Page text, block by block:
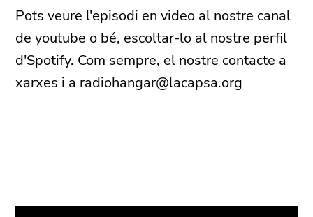
Pots veure l'episodi en video al nostre canal
de youtube o bé, escoltar-lo al nostre perfil
d'Spotify. Com sempre, el nostre contacte a
xarxes i a radiohangar@lacapsa.org